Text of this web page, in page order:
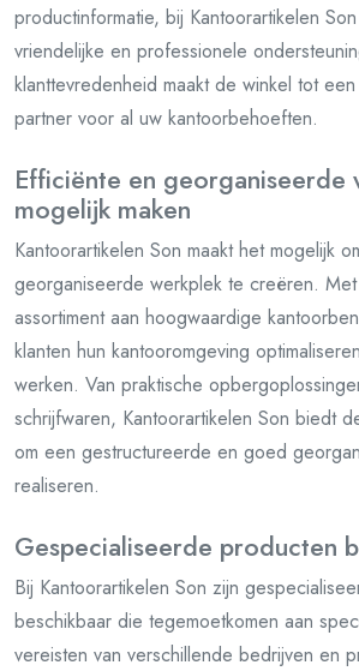
productinformatie, bij Kantoorartikelen
vriendelijke en professionele
klanttevredenheid maakt de winkel tot
partner voor al uw kantoorbehoeften.
Efficiënte en georganiseerde
mogelijk maken
Kantoorartikelen Son maakt het mogelijk
georganiseerde werkplek te creëren.
assortiment aan hoogwaardige
klanten hun kantooromgeving
werken. Van praktische
schrijfwaren, Kantoorartikelen Son biedt
om een gestructureerde en goed
realiseren.
Gespecialiseerde producten
Bij Kantoorartikelen Son zijn
beschikbaar die tegemoetkomen aan
vereisten van verschillende bedrijven en